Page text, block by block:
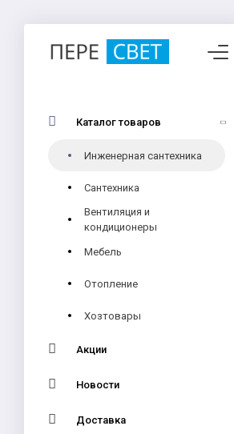
Каталог товаров
Инженерная сантехника
Сантехника
Вентиляция и
кондиционеры
Мебель
Отопление
Хозтовары
Акции
Новости
Доставка